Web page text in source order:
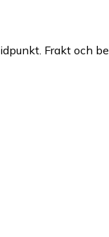
Frakt och